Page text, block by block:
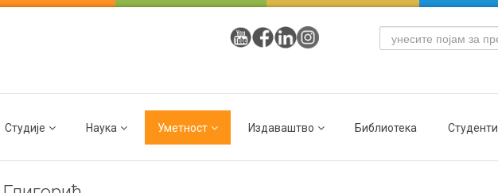
Студије Наука Уметност Издаваштво Библиотека Студенти